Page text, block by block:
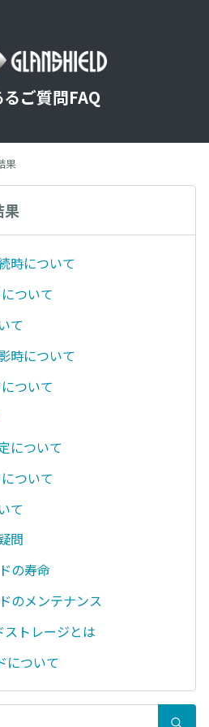
ご質問FAQ
果
果
時について
ついて
て
時について
ついて
について
ついて
て
問
の寿命
のメンテナンス
トレージとは
ついて